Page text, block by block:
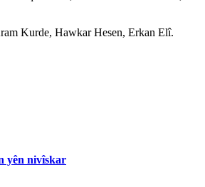
Kurde, Hawkar Hesen, Erkan Elî.
yên nivîskar